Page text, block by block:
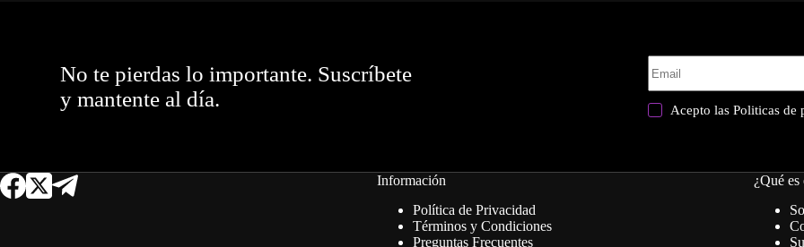
No te pierdas lo importante. Suscríbete
y mantente al día.
Acepto lasPoliticas de
Información
Política de Privacidad
Términos y Condiciones
Preguntas Frecuentes
¿Qué